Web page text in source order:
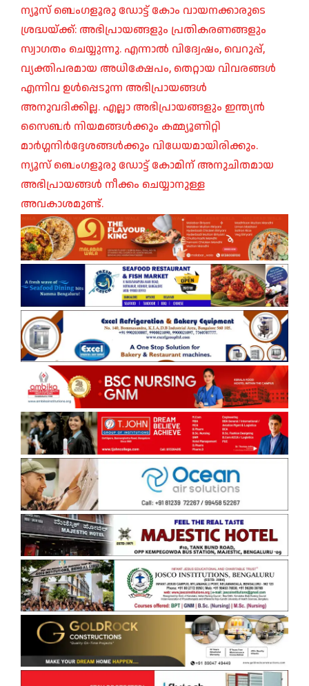
ന്യൂസ് ബെംഗളൂരു ഡോട്ട് കോം വായനക്കാരുടെ
ശ്രദ്ധയ്ക്ക്: അഭിപ്രായങ്ങളും പ്രതികരണങ്ങളും
സ്വാഗതം ചെയ്യുന്നു. എന്നാൽ വിദ്വേഷം, വെറുപ്പ്,
വ്യക്തിപരമായ അധിക്ഷേപം, തെറ്റായ വിവരങ്ങൾ
എന്നിവ ഉൾപ്പെടുന്ന അഭിപ്രായങ്ങൾ
അനുവദിക്കില്ല. എല്ലാ അഭിപ്രായങ്ങളും ഇന്ത്യൻ
സൈബർ നിയമങ്ങൾക്കും കമ്മ്യൂണിറ്റി
മാർഗ്ഗനിർദ്ദേശങ്ങൾക്കും വിധേയമായിരിക്കും.
ന്യൂസ് ബെംഗളൂരു ഡോട്ട് കോമിന് അനുചിതമായ
അഭിപ്രായങ്ങൾ നീക്കം ചെയ്യാനുള്ള
അവകാശമുണ്ട്.